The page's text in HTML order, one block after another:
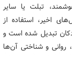
تبلت یا سایر
اخیر، استفاده از
تبدیل شده است و
روانی و شناختی آن‌ها